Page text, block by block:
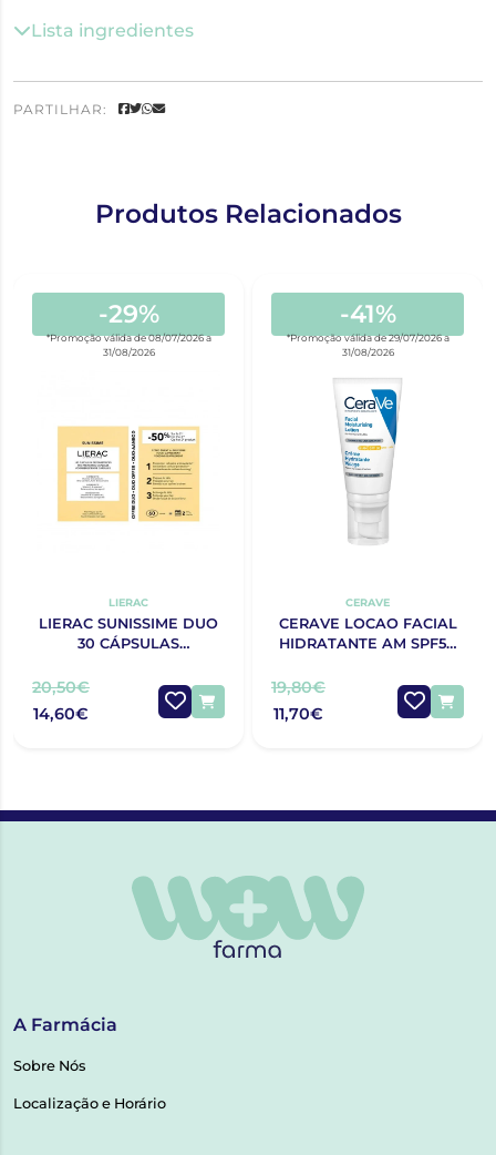
Lista ingredientes
PARTILHAR:
Produtos Relacionados
-29%
*Promoção válida de 08/07/2026 a
31/08/2026
LIERAC
LIERAC SUNISSIME DUO
30 CÁPSULAS
DESCONTO DE 50% NA 2ª
EMBALAGEM
20,50€
14,60€
-41%
*Promoção válida de 29/07/2026 a
31/08/2026
CERAVE
CERAVE LOCAO FACIAL
HIDRATANTE AM SPF50
19,80€
11,70€
A Farmácia
Sobre Nós
Localização e Horário